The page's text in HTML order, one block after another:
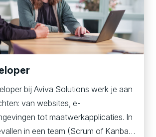
bij Aviva Solutions werk je aan
van websites, e-
tot maatwerkapplicaties. ​In
in een team (Scrum of Kanban)